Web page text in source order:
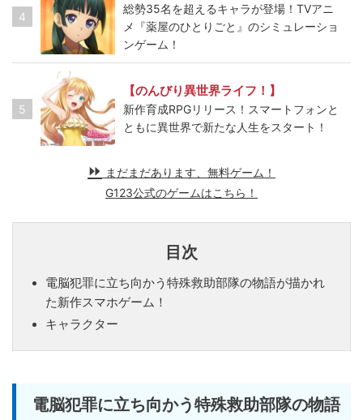
4
総勢35名を超えるキャラが登場！TVアニ
メ『薬屋のひとりごと』のシミュレーショ
ンゲーム！
5
【のんびり異世界ライフ！】
新作育成RPGリリース！スマートフォンと
ともに異世界で新たな人生をスタート！
まだまだあります、無料ゲーム！
G123公式のゲームはこちら！
目次
電脳犯罪に立ち向かう特殊救助部隊の物語が描かれ
た新作スマホゲーム！
キャラクター
電脳犯罪に立ち向かう特殊救助部隊の物語